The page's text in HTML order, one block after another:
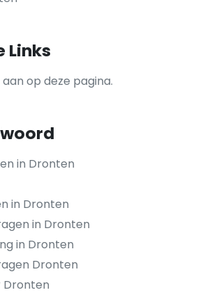
Links
aan op deze pagina.
in Dronten
in Dronten
in Dronten
in Dronten
Dronten
Dronten